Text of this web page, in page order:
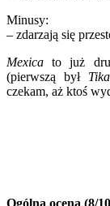
Minusy:
– zdarzają się
Mexica to już
(pierwszą był
czekam, aż ktoś
Ogólna ocena (8/